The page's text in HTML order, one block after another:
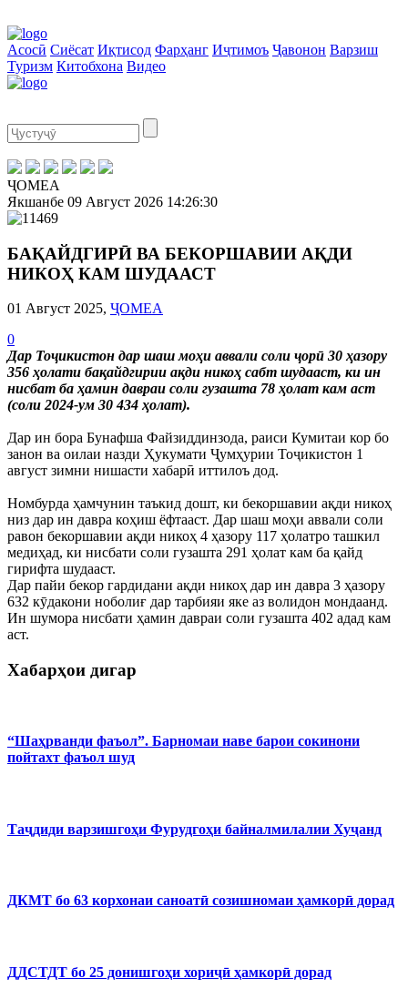
Асосӣ Сиёсат Иқтисод Фарҳанг Иҷтимоъ Ҷавонон Варзиш
Туризм Китобхона Видео
ҶОМЕА
Якшанбе 09 Август 2026 14:26:31
БАҚАЙДГИРӢ ВА БЕКОРШАВИИ АҚДИ
НИКОҲ КАМ ШУДААСТ
01 Август 2025, ҶОМЕА
0
Дар Тоҷикистон дар шаш моҳи аввали соли ҷорӣ 30 ҳазору
356 ҳолати бақайдгирии ақди никоҳ сабт шудааст, ки ин
нисбат ба ҳамин давраи соли гузашта 78 ҳолат кам аст
(соли 2024-ум 30 434 ҳолат).
Дар ин бора Бунафша Файзиддинзода, раиси Кумитаи кор бо
занон ва оилаи назди Ҳукумати Ҷумҳурии Тоҷикистон 1
август зимни нишасти хабарӣ иттилоъ дод.
Номбурда ҳамчунин таъкид дошт, ки бекоршавии ақди никоҳ
низ дар ин давра коҳиш ёфтааст. Дар шаш моҳи аввали соли
равон бекоршавии ақди никоҳ 4 ҳазору 117 ҳолатро ташкил
медиҳад, ки нисбати соли гузашта 291 ҳолат кам ба қайд
гирифта шудааст.
Дар пайи бекор гардидани ақди никоҳ дар ин давра 3 ҳазору
632 кӯдакони ноболиғ дар тарбияи яке аз волидон мондаанд.
Ин шумора нисбати ҳамин давраи соли гузашта 402 адад кам
аст.
Хабарҳои дигар
“Шаҳрванди фаъол”. Барномаи наве барои сокинони
пойтахт фаъол шуд
Таҷдиди варзишгоҳи Фурудгоҳи байналмилалии Хуҷанд
ДКМТ бо 63 корхонаи саноатӣ созишномаи ҳамкорӣ дорад
ДДСТДТ бо 25 донишгоҳи хориҷӣ ҳамкорӣ дорад